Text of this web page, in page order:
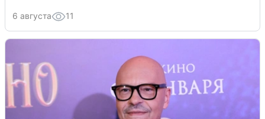
6 августа 11